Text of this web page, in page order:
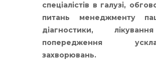
спеціалістів в галузі,
питань менеджменту
діагностики,
попередження
захворювань.